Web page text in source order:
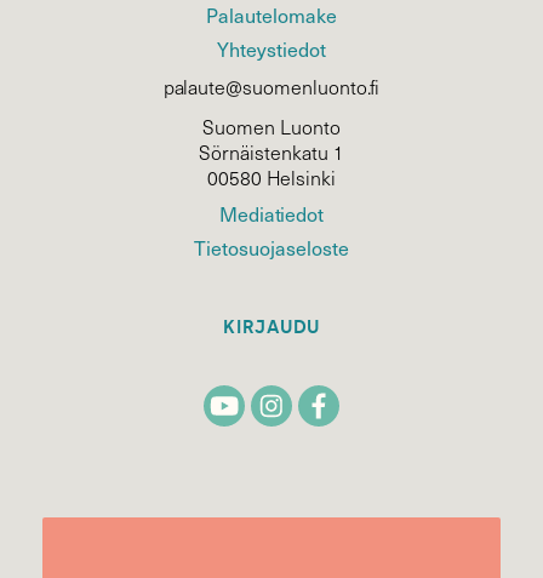
Palautelomake
Yhteystiedot
palaute@suomenluonto.fi
Suomen Luonto
Sörnäistenkatu 1
00580 Helsinki
Mediatiedot
Tietosuojaseloste
KIRJAUDU